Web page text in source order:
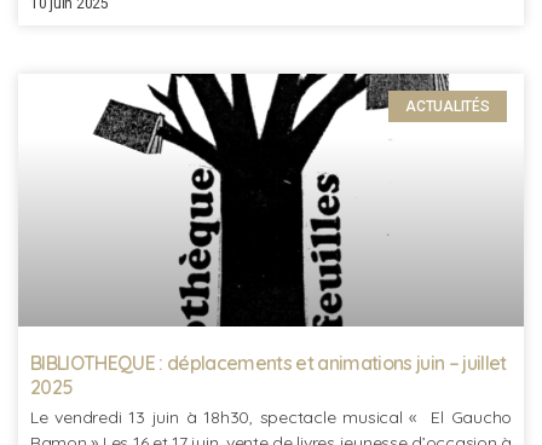
10 juin 2025
ACTUALITÉS
BIBLIOTHEQUE : déplacements et animations juin – juillet
2025
Le vendredi 13 juin à 18h30, spectacle musical « El Gaucho